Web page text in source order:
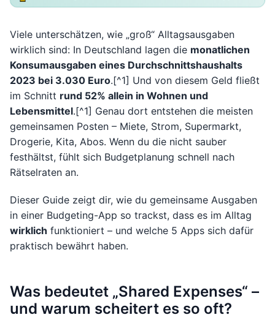
Viele unterschätzen, wie „groß“ Alltagsausgaben
wirklich sind: In Deutschland lagen die monatlichen
Konsumausgaben eines Durchschnittshaushalts
2023 bei 3.030 Euro.[^1] Und von diesem Geld fließt
im Schnitt rund 52% allein in Wohnen und
Lebensmittel.[^1] Genau dort entstehen die meisten
gemeinsamen Posten – Miete, Strom, Supermarkt,
Drogerie, Kita, Abos. Wenn du die nicht sauber
festhältst, fühlt sich Budgetplanung schnell nach
Rätselraten an.
Dieser Guide zeigt dir, wie du gemeinsame Ausgaben
in einer Budgeting-App so trackst, dass es im Alltag
wirklich funktioniert – und welche 5 Apps sich dafür
praktisch bewährt haben.
Was bedeutet „Shared Expenses“ –
und warum scheitert es so oft?